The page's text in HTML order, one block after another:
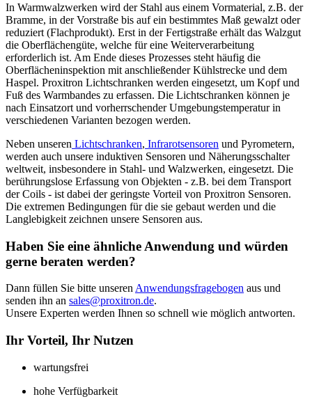
In Warmwalzwerken wird der Stahl aus einem Vormaterial, z.B. der
Bramme, in der Vorstraße bis auf ein bestimmtes Maß gewalzt oder
reduziert (Flachprodukt). Erst in der Fertigstraße erhält das Walzgut
die Oberflächengüte, welche für eine Weiterverarbeitung
erforderlich ist. Am Ende dieses Prozesses steht häufig die
Oberflächeninspektion mit anschließender Kühlstrecke und dem
Haspel. Proxitron Lichtschranken werden eingesetzt, um Kopf und
Fuß des Warmbandes zu erfassen. Die Lichtschranken können je
nach Einsatzort und vorherrschender Umgebungstemperatur in
verschiedenen Varianten bezogen werden.
Neben unseren Lichtschranken, Infrarotsensoren und Pyrometern,
werden auch unsere induktiven Sensoren und Näherungsschalter
weltweit, insbesondere in Stahl- und Walzwerken, eingesetzt. Die
berührungslose Erfassung von Objekten - z.B. bei dem Transport
der Coils - ist dabei der geringste Vorteil von Proxitron Sensoren.
Die extremen Bedingungen für die sie gebaut werden und die
Langlebigkeit zeichnen unsere Sensoren aus.
Haben Sie eine ähnliche Anwendung und würden
gerne beraten werden?
Dann füllen Sie bitte unseren Anwendungsfragebogen aus und
senden ihn an sales@proxitron.de.
Unsere Experten werden Ihnen so schnell wie möglich antworten.
Ihr Vorteil, Ihr Nutzen
wartungsfrei
hohe Verfügbarkeit